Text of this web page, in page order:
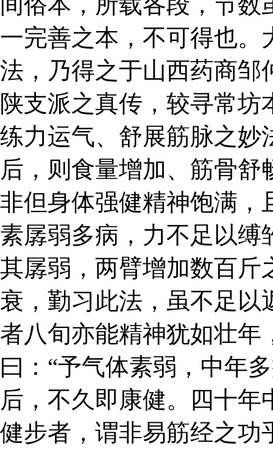
一完善之本，不可得也。
法，乃得之于山西药商邹
陕支派之真传，较寻常
练力运气、舒展筋脉之妙
后，则食量增加、筋骨
非但身体强健精神饱满，
素孱弱多病，力不足以缚
其孱弱，两臂增加数百斤
衰，勤习此法，虽不足以
者八旬亦能精神犹如壮年
曰：“予气体素弱，中年
后，不久即康健。四十
健步者，谓非易筋经之功